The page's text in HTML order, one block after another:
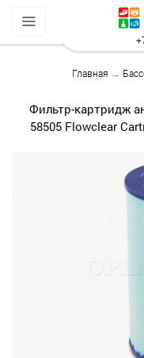
Главная →
Фильтр-картридж
58505 Flowclear